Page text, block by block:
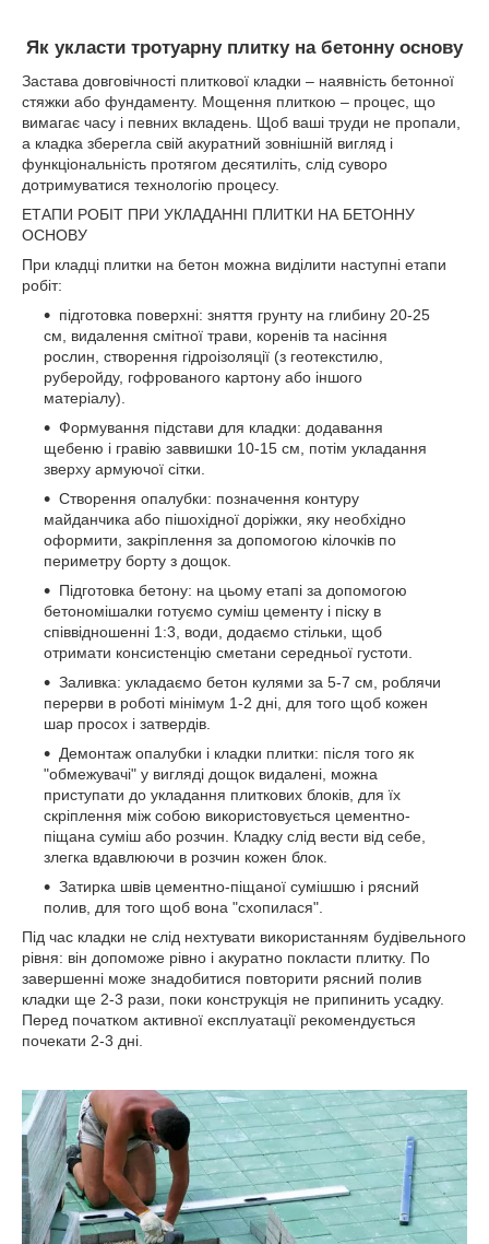
Як укласти тротуарну плитку на бетонну основу
Застава довговічності плиткової кладки – наявність бетонної
стяжки або фундаменту. Мощення плиткою – процес, що
вимагає часу і певних вкладень. Щоб ваші труди не пропали,
а кладка зберегла свій акуратний зовнішній вигляд і
функціональність протягом десятиліть, слід суворо
дотримуватися технологію процесу.
ЕТАПИ РОБІТ ПРИ УКЛАДАННІ ПЛИТКИ НА БЕТОННУ
ОСНОВУ
При кладці плитки на бетон можна виділити наступні етапи
робіт:
підготовка поверхні: зняття грунту на глибину 20-25
см, видалення смітної трави, коренів та насіння
рослин, створення гідроізоляції (з геотекстилю,
руберойду, гофрованого картону або іншого
матеріалу).
Формування підстави для кладки: додавання
щебеню і гравію заввишки 10-15 см, потім укладання
зверху армуючої сітки.
Створення опалубки: позначення контуру
майданчика або пішохідної доріжки, яку необхідно
оформити, закріплення за допомогою кілочків по
периметру борту з дощок.
Підготовка бетону: на цьому етапі за допомогою
бетономішалки готуємо суміш цементу і піску в
співвідношенні 1:3, води, додаємо стільки, щоб
отримати консистенцію сметани середньої густоти.
Заливка: укладаємо бетон кулями за 5-7 см, роблячи
перерви в роботі мінімум 1-2 дні, для того щоб кожен
шар просох і затвердів.
Демонтаж опалубки і кладки плитки: після того як
"обмежувачі" у вигляді дощок видалені, можна
приступати до укладання плиткових блоків, для їх
скріплення між собою використовується цементно-
піщана суміш або розчин. Кладку слід вести від себе,
злегка вдавлюючи в розчин кожен блок.
Затирка швів цементно-піщаної сумішшю і рясний
полив, для того щоб вона "схопилася".
Під час кладки не слід нехтувати використанням будівельного
рівня: він допоможе рівно і акуратно покласти плитку. По
завершенні може знадобитися повторити рясний полив
кладки ще 2-3 рази, поки конструкція не припинить усадку.
Перед початком активної експлуатації рекомендується
почекати 2-3 дні.